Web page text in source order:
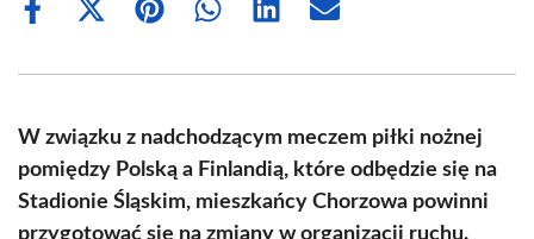
Share
Share
(Twitter)
Share Share Share Share
W związku z nadchodzącym meczem piłki nożnej
pomiędzy Polską a Finlandią, które odbędzie się na
Stadionie Śląskim, mieszkańcy Chorzowa powinni
przygotować się na zmiany w organizacji ruchu.